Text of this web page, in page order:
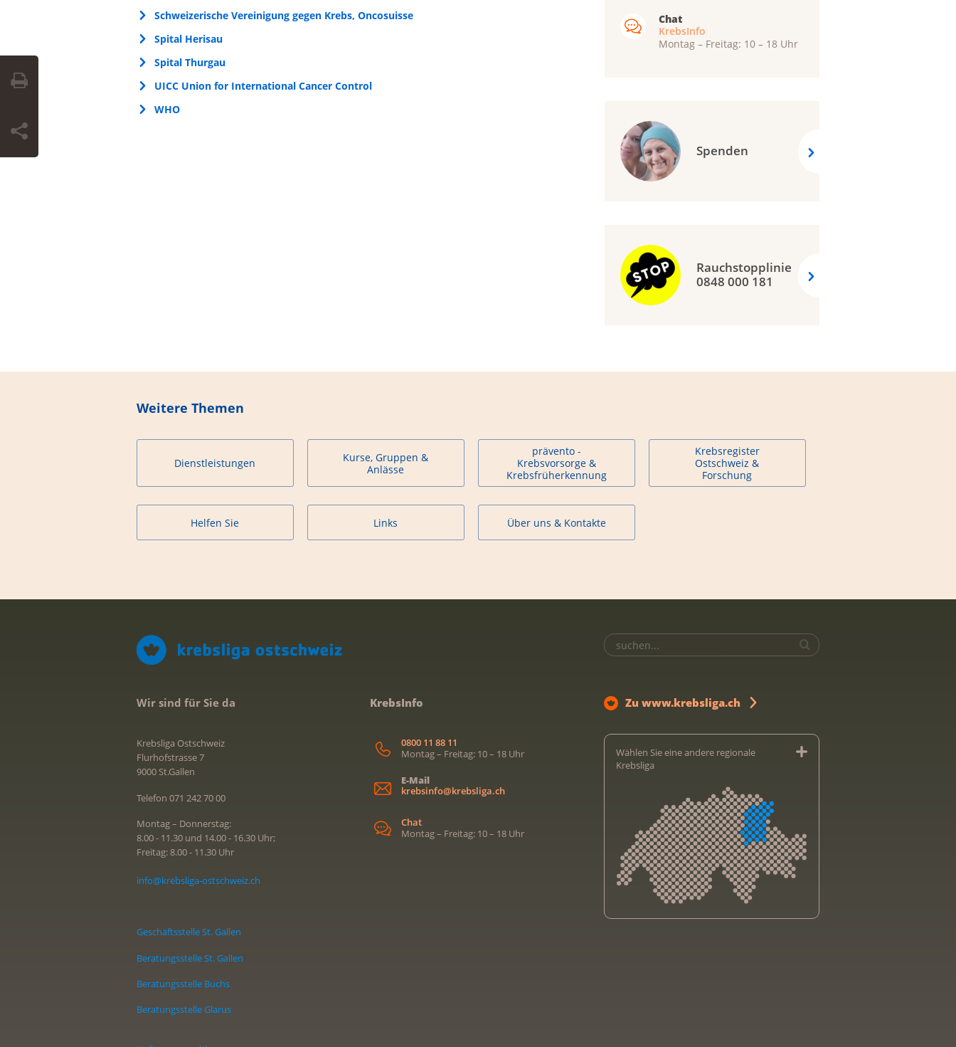
Schweizerische Vereinigung gegen Krebs, Oncosuisse
Spital Herisau
Spital Thurgau
UICC Union for International Cancer Control
WHO
Chat
KrebsInfo
Montag – Freitag: 10 – 18 Uhr
Spenden
Rauchstopplinie
0848 000 181
Weitere Themen
Dienstleistungen
Kurse, Gruppen &
Anlässe
prävento -
Krebsvorsorge &
Krebsfrüherkennung
Krebsregister
Ostschweiz &
Forschung
Helfen Sie Links Über uns & Kontakte
Wir sind für Sie da
Krebsliga Ostschweiz
Flurhofstrasse 7
9000 St.Gallen
Telefon 071 242 70 00
Montag – Donnerstag:
8.00 - 11.30 und 14.00 - 16.30 Uhr;
Freitag: 8.00 - 11.30 Uhr
info@krebsliga-ostschweiz.ch
Geschäftsstelle St. Gallen
Beratungsstelle St. Gallen
Beratungsstelle Buchs
Beratungsstelle Glarus
KrebsInfo
0800 11 88 11
Montag – Freitag: 10 – 18 Uhr
E-Mail
krebsinfo@krebsliga.ch
Chat
Montag – Freitag: 10 – 18 Uhr
Zu www.krebsliga.ch
Wählen Sie eine andere regionale
Krebsliga